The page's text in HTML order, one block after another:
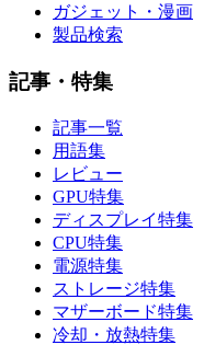
ガジェット・漫画
製品検索
記事・特集
記事一覧
用語集
レビュー
GPU特集
ディスプレイ特集
CPU特集
電源特集
ストレージ特集
マザーボード特集
冷却・放熱特集